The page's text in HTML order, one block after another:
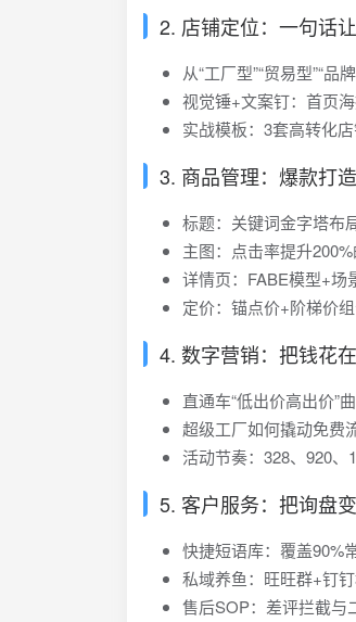
2. 店铺定位：一句话
从“工厂型”“贸易型”“
视觉锤+文案钉：首页
实战模板：3套高转化
3. 商品管理：爆款打
标题：关键词金字塔布
主图：点击率提升200%
详情页：FABE模型+场
定价：锚点价+阶梯价
4. 数字营销：把钱花
直通车“低出价高出价”
超级工厂如何撬动免费
活动节奏：328、920
5. 客户服务：把询盘
快捷短语库：覆盖90%
私域养鱼：旺旺群+钉
售后SOP：差评拦截与